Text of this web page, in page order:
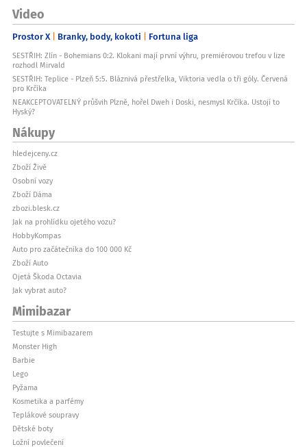
Video
Prostor X Branky, body, kokoti Fortuna liga
SESTŘIH: Zlín - Bohemians 0:2. Klokani mají první výhru, premiérovou trefou v lize
rozhodl Mirvald
SESTŘIH: Teplice - Plzeň 5:5. Bláznivá přestřelka, Viktoria vedla o tři góly. Červená
pro Krčíka
NEAKCEPTOVATELNÝ průšvih Plzně, hořel Dweh i Doski, nesmysl Krčíka. Ustojí to
Hyský?
Nákupy
hledejceny.cz
Zboží Živě
Osobní vozy
Zboží Dáma
zbozi.blesk.cz
Jak na prohlídku ojetého vozu?
HobbyKompas
Auto pro začátečníka do 100 000 Kč
Zboží Auto
Ojetá Škoda Octavia
Jak vybrat auto?
Mimibazar
Testujte s Mimibazarem
Monster High
Barbie
Lego
Pyžama
Kosmetika a parfémy
Teplákové soupravy
Dětské boty
Ložní povlečení